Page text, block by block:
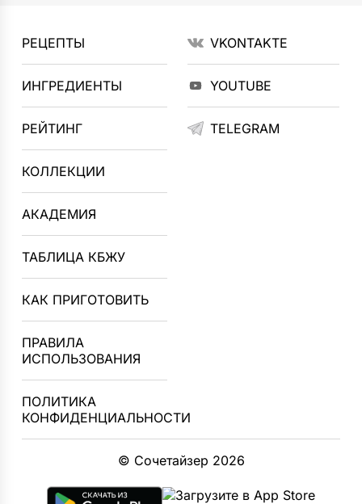
РЕЦЕПТЫ
ИНГРЕДИЕНТЫ
РЕЙТИНГ
КОЛЛЕКЦИИ
АКАДЕМИЯ
ТАБЛИЦА КБЖУ
КАК ПРИГОТОВИТЬ
ПРАВИЛА
ИСПОЛЬЗОВАНИЯ
ПОЛИТИКА
КОНФИДЕНЦИАЛЬНОСТИ
VKONTAKTE
YOUTUBE
TELEGRAM
© Сочетайзер 2026